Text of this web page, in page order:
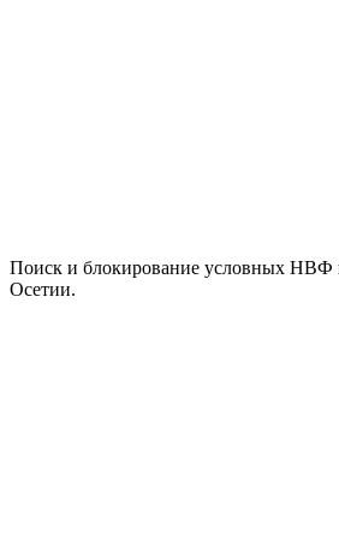
Поиск и блокирование условных
Осетии.